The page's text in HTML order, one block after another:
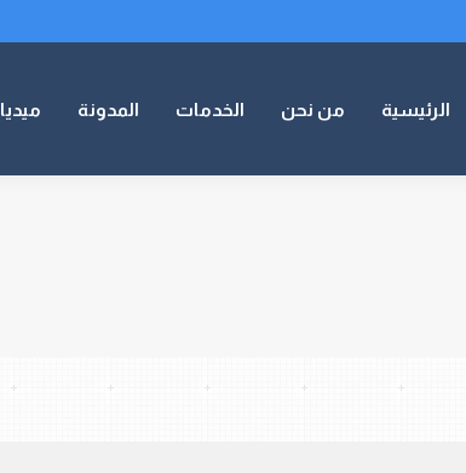
الرئيسية من نحن الخدمات المدونة ميديا